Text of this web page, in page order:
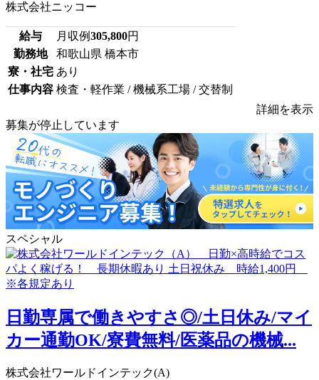
株式会社ニッコー
給与 月収例305,800円
勤務地
和歌山県 橋本市
寮・社宅 あり
仕事内容 検査・軽作業 / 機械系工場 / 交替制
詳細を表示
募集が停止しています
スペシャル
日勤専属で働きやすさ◎/土日休み/マイ
カー通勤OK/寮費無料/医薬品の機械...
株式会社ワールドインテック(A)